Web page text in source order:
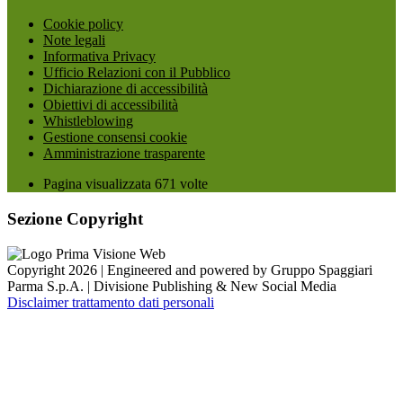
Cookie policy
Note legali
Informativa Privacy
Ufficio Relazioni con il Pubblico
Dichiarazione di accessibilità
Obiettivi di accessibilità
Whistleblowing
Gestione consensi cookie
Amministrazione trasparente
Pagina visualizzata 671 volte
Sezione Copyright
Copyright 2026 | Engineered and powered by Gruppo Spaggiari
Parma S.p.A. | Divisione Publishing & New Social Media
Disclaimer trattamento dati personali